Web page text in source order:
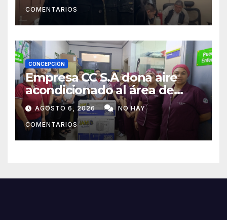
COMENTARIOS
CONCEPCIÓN
Empresa CC S.A dona aire
acondicionado al área de
maternidad del IPS de
Concepción
AGOSTO 6, 2026 NO HAY
COMENTARIOS